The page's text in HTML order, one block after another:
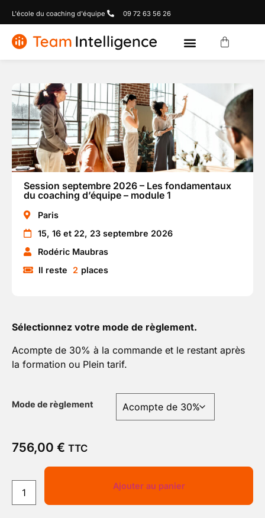
L'école du coaching d'équipe 09 72 63 56 26
Session septembre 2026 – Les fondamentaux
du coaching d’équipe – module 1
Paris
15, 16 et 22, 23 septembre 2026
Rodéric Maubras
Il reste
2 places
Sélectionnez votre mode de règlement.
Acompte de 30% à la commande et le restant après
la formation ou Plein tarif.
Mode de règlement
756,00 € TTC
Ajouter au panier